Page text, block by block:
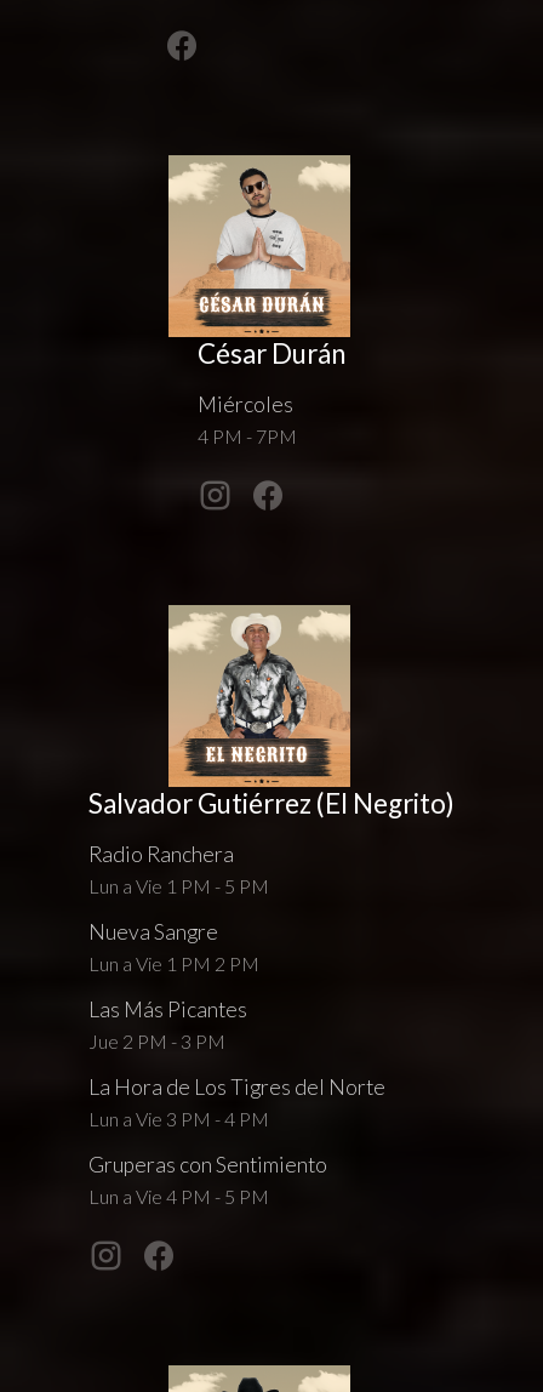
César Durán
Miércoles
4 PM - 7PM
Salvador Gutiérrez (El Negrito)
Radio Ranchera
Lun a Vie 1 PM - 5 PM
Nueva Sangre
Lun a Vie 1 PM 2 PM
Las Más Picantes
Jue 2 PM - 3 PM
La Hora de Los Tigres del Norte
Lun a Vie 3 PM - 4 PM
Gruperas con Sentimiento
Lun a Vie 4 PM - 5 PM